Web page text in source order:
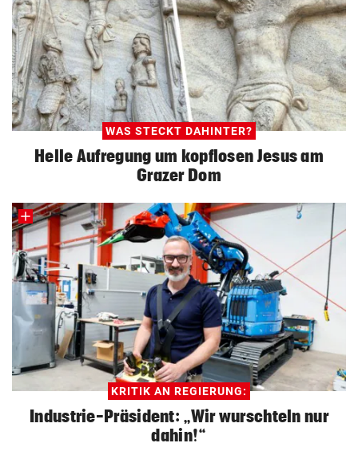
WAS STECKT DAHINTER?
Helle Aufregung um kopflosen Jesus am
Grazer Dom
KRITIK AN REGIERUNG:
Industrie-Präsident: „Wir wurschteln nur
dahin!“